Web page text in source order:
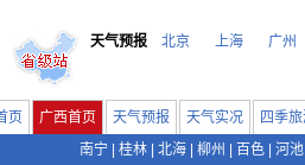
天气预报
北京 上海 广州
页 广西首页 天气预报 天气实况
四季
南宁
桂林 北海 柳州 百色 河池